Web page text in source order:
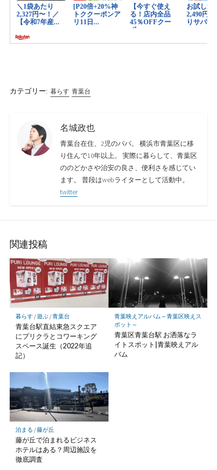
カテゴリー: 暮らす 青葉台
名城政也
青葉台在住、2児のパパ。 横浜市青葉区に移
り住んで10年以上。 実際に暮らして、青葉区
ののどかさや治安の良さ、便利さを感じてい
ます。 普段はwebライターとして活動中。
twitter
関連投稿
暮らす/遊ぶ/青葉台
青葉台駅直結東急スクエア
にプリクラとコワーキング
スペース誕生（2022年追
記）
青葉映えアルバム～青葉区映えス
ポット～
青葉区青葉台駅 お洒落なラ
イトスポット|青葉映えアル
バム
泊まる /藤が丘
藤が丘で泊まれるビジネス
ホテルはある？周辺施設を
徹底調査